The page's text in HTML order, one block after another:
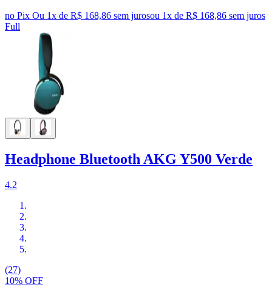
no Pix Ou 1x de R$ 168,86 sem jurosou 1x de R$ 168,86 sem juros
Full
Headphone Bluetooth AKG Y500 Verde
4.2
(27)
10% OFF